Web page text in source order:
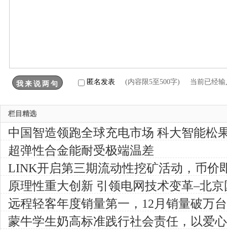
匿名发表 (内容限5至500字) 当前已经
栏目精选
中国智造领跑全球充电市场 科大智能松
能源展
超弹性合金能耐受极端温差
LINK开启第三期流动性挖矿活动，币价
原理性重大创新 引领电网技术变革–北
原理重塑继电保护新模式
远程轻客年度销量第一，12月销量破万
辆就有一辆是远程
蒙牛学生奶高标准践行社会责任，以爱